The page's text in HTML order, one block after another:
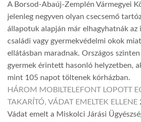
A Borsod-Abaúj-Zemplén Vármegyei
jelenleg negyven olyan csecsemő
állapotuk alapján már elhagyhatnák az
családi vagy gyermekvédelmi okok
ellátásban maradnak. Országos
gyermek érintett hasonló helyzetben,
mint 105 napot töltenek kórházban.
HÁROM MOBILTELEFONT LOPOTT
TAKARÍTÓ, VÁDAT EMELTEK ELLENE
Vádat emelt a Miskolci Járási